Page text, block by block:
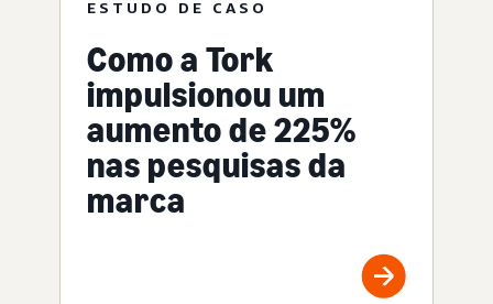
ESTUDO DE CASO
Como a Tork
impulsionou um
aumento de 225%
nas pesquisas da
marca